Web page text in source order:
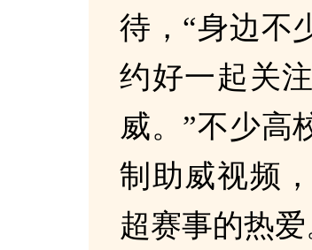
待，“身边不
约好一起关
威。”不少高
制助威视频
超赛事的热爱